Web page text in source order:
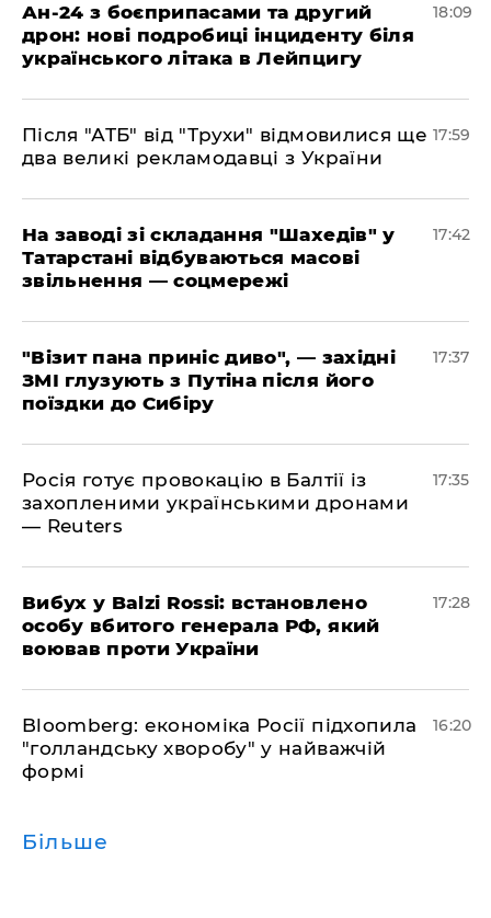
​Ан-24 з боєприпасами та другий
дрон: нові подробиці інциденту біля
українського літака в Лейпцигу
18:09
​Після "АТБ" від "Трухи" відмовилися ще
два великі рекламодавці з України
17:59
​На заводі зі складання "Шахедів" у
Татарстані відбуваються масові
звільнення — соцмережі
17:42
"Візит пана приніс диво", — західні
ЗМІ глузують з Путіна після його
поїздки до Сибіру
17:37
Росія готує провокацію в Балтії із
захопленими українськими дронами
— Reuters
17:35
​Вибух у Balzi Rossi: встановлено
особу вбитого генерала РФ, який
воював проти України
17:28
Bloomberg: економіка Росії підхопила
"голландську хворобу" у найважчій
формі
16:20
Більше